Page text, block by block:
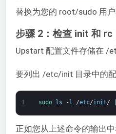
替换为您的 root/sudo 用
步骤 2：检查 init 和 rc
Upstart 配置文件存储在 /
要列出 /etc/init 目录中的
1 sudo ls -l /etc/init/
正如您从上述命令的输出